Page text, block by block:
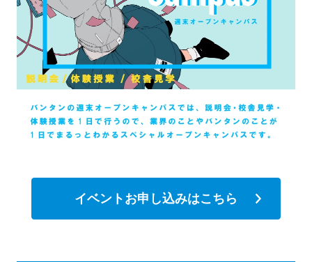
イベントお申し込みはこちら